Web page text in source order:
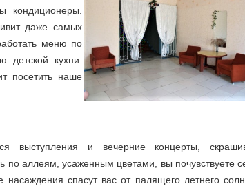
кондиционеры.
даже самых
меню по
детской кухни.
посетить наше
выступления и вечерние концерты,
аллеям, усаженным цветами, вы почувствуете
спасут вас от палящего летнего